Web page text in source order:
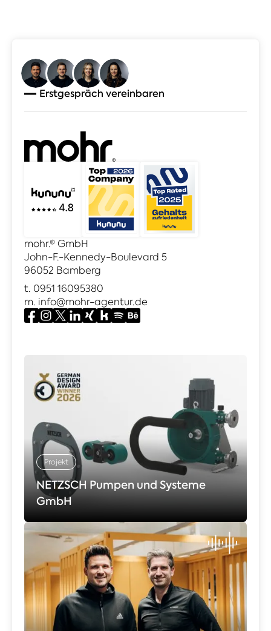
Erstgespräch vereinbaren
mohr.® GmbH
John-F.-Kennedy-Boulevard 5
96052 Bamberg
t. 0951 16095380
m. info@mohr-agentur.de
Projekt
NETZSCH Pumpen und Systeme
GmbH